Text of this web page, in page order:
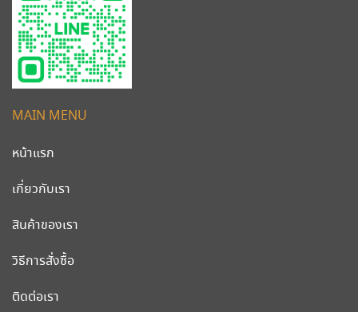
MAIN MENU
หน้าแรก
เกี่ยวกับเรา
สินค้าของเรา
วิธีการสั่งซื้อ
ติดต่อเรา